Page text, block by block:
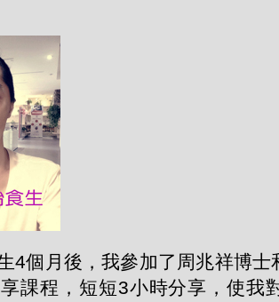
4個月後，我參加了周兆祥博
課程，短短3小時分享，使我